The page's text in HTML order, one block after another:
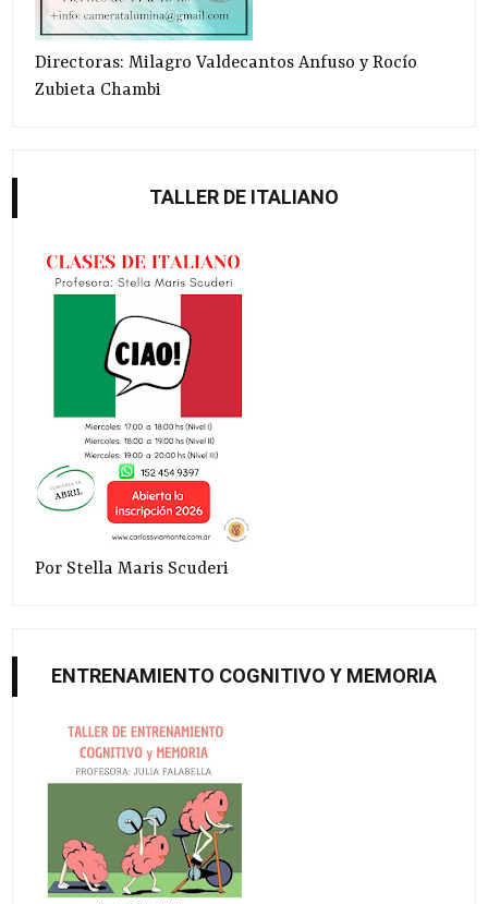
Directoras: Milagro Valdecantos Anfuso y Rocío
Zubieta Chambi
TALLER DE ITALIANO
Por Stella Maris Scuderi
ENTRENAMIENTO COGNITIVO Y MEMORIA